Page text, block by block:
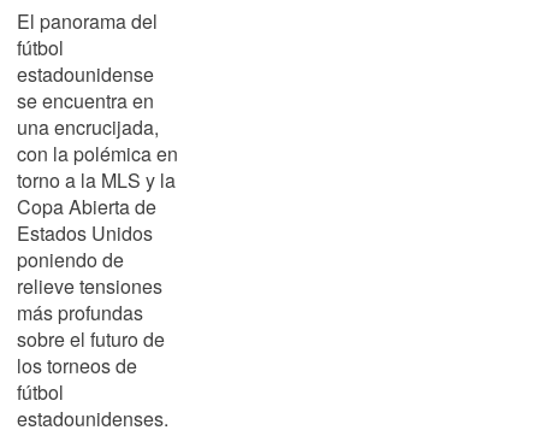
El panorama del
fútbol
estadounidense
se encuentra en
una encrucijada,
con la polémica en
torno a la MLS y la
Copa Abierta de
Estados Unidos
poniendo de
relieve tensiones
más profundas
sobre el futuro de
los torneos de
fútbol
estadounidenses.